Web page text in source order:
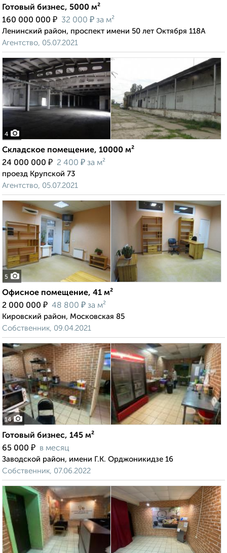
Готовый бизнес, 5000 м²
160 000 000 ₽ 32 000 ₽ за м²
Ленинский район, проспект имени 50 лет Октября 118А
Агентство, 05.07.2021
4
Складское помещение, 10000 м²
24 000 000 ₽ 2 400 ₽ за м²
проезд Крупской 73
Агентство, 05.07.2021
5
Офисное помещение, 41 м²
2 000 000 ₽ 48 800 ₽ за м²
Кировский район, Московская 85
Собственник, 09.04.2021
14
Готовый бизнес, 145 м²
65 000 ₽ в месяц
Заводской район, имени Г.К. Орджоникидзе 16
Собственник, 07.06.2022